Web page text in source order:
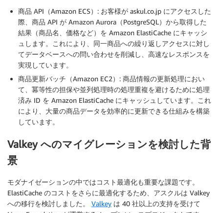
商品 API（Amazon ECS）: お客様が askul.co.jp にアクセスした
際、商品 API が Amazon Aurora（PostgreSQL）から取得した
結果（商品名、価格など）を Amazon ElastiCache にキャッシ
ュします。これにより、同一商品への繰り返しアクセスに対し
てデータベースへの問い合わせを削減し、高速なレスポンスを
実現しています。
商品更新バッチ（Amazon EC2）: 商品情報の更新処理におい
て、冪等性の担保や並列処理時の処理重複を避けるために処理
済み ID を Amazon ElastiCache にキャッシュしています。これ
により、大量の商品データを効率的に更新できる仕組みを構築
しています。
Valkey へのマイグレーションを検討した背
景
モダナイゼーションの中ではコスト最適化も重要な課題です。
ElastiCache のコストをさらに最適化するため、アスクルは Valkey
への移行を検討しました。 Valkey は 40 社以上の支持を受けて